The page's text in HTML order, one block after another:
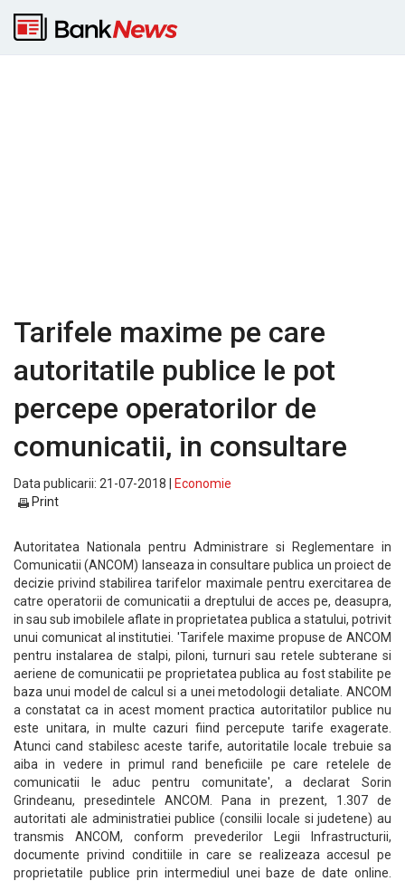
Tarifele maxime pe care
autoritatile publice le pot
percepe operatorilor de
comunicatii, in consultare
Data publicarii: 21-07-2018 |
Economie
Print
Autoritatea Nationala pentru Administrare si Reglementare in
Comunicatii (ANCOM) lanseaza in consultare publica un proiect de
decizie privind stabilirea tarifelor maximale pentru exercitarea de
catre operatorii de comunicatii a dreptului de acces pe, deasupra,
in sau sub imobilele aflate in proprietatea publica a statului, potrivit
unui comunicat al institutiei. 'Tarifele maxime propuse de ANCOM
pentru instalarea de stalpi, piloni, turnuri sau retele subterane si
aeriene de comunicatii pe proprietatea publica au fost stabilite pe
baza unui model de calcul si a unei metodologii detaliate. ANCOM
a constatat ca in acest moment practica autoritatilor publice nu
este unitara, in multe cazuri fiind percepute tarife exagerate.
Atunci cand stabilesc aceste tarife, autoritatile locale trebuie sa
aiba in vedere in primul rand beneficiile pe care retelele de
comunicatii le aduc pentru comunitate', a declarat Sorin
Grindeanu, presedintele ANCOM. Pana in prezent, 1.307 de
autoritati ale administratiei publice (consilii locale si judetene) au
transmis ANCOM, conform prevederilor Legii Infrastructurii,
documente privind conditiile in care se realizeaza accesul pe
proprietatile publice prin intermediul unei baze de date online.